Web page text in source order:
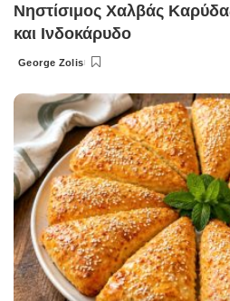
Νηστίσιμος Χαλβάς
και Ινδοκάρυδο
Posted
George Zolis